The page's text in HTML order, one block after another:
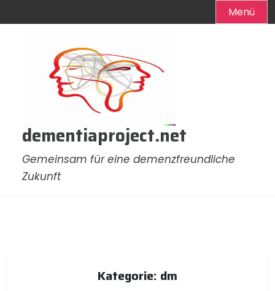
Menü
dementiaproject.net
Gemeinsam für eine demenzfreundliche
Zukunft
Kategorie: dm